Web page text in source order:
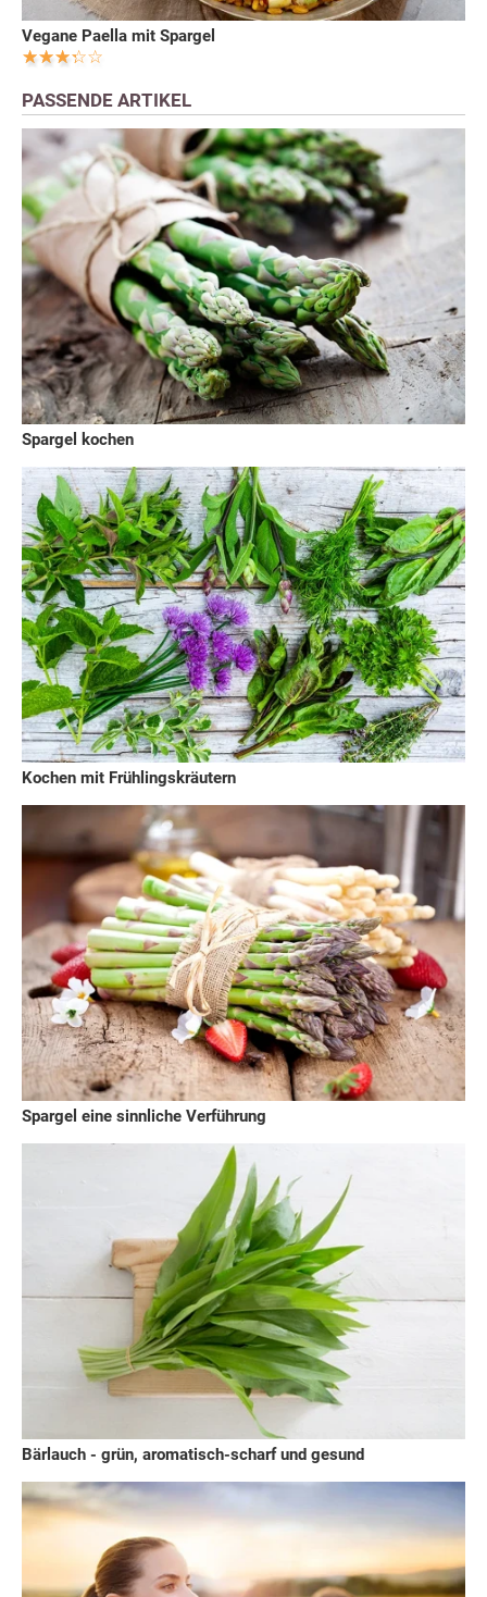
Vegane Paella mit Spargel
PASSENDE ARTIKEL
Spargel kochen
Kochen mit Frühlingskräutern
Spargel eine sinnliche Verführung
Bärlauch - grün, aromatisch-scharf und gesund